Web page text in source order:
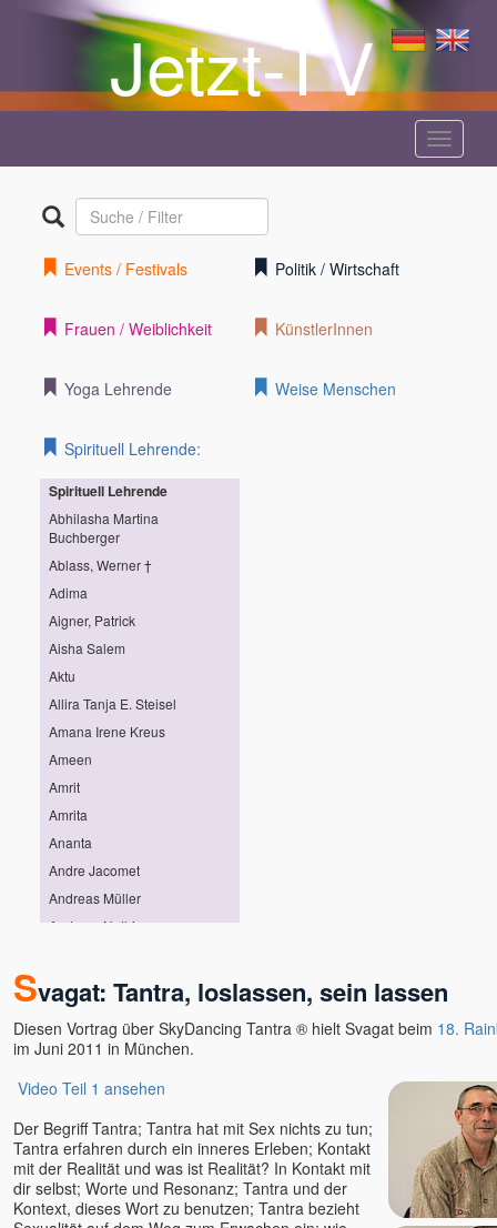
Jetzt-TV
Menü
Events / Festivals Politik / Wirtschaft
Frauen / Weiblichkeit KünstlerInnen
Yoga Lehrende Weise Menschen
Spirituell Lehrende:
Spirituell Lehrende
Abhilasha Martina
Buchberger
Ablass, Werner †
Adima
Aigner, Patrick
Aisha Salem
Aktu
Allira Tanja E. Steisel
Amana Irene Kreus
Ameen
Amrit
Amrita
Ananta
Andre Jacomet
Andreas Müller
Andreas Nothing
Andreas Stötter
ANdy
Angaangaq
Annette Kaiser
Anssi
Anushree
Arjuna
Arne Eckert
Svagat: Tantra, loslassen, sein lassen
Diesen Vortrag über SkyDancing Tantra ® hielt Svagat beim 18.
im Juni 2011 in München.
Video Teil 1 ansehen
Der Begriff Tantra; Tantra hat mit Sex nichts zu tun;
Tantra erfahren durch ein inneres Erleben; Kontakt
mit der Realität und was ist Realität? In Kontakt mit
dir selbst; Worte und Resonanz; Tantra und der
Kontext, dieses Wort zu benutzen; Tantra bezieht